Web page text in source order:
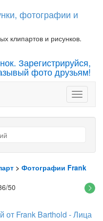
фотографии и
клипартов и рисунков.
Зарегистрируйся,
фото друзьям!
Toggle
> Фотографии Frank
50
от Frank Barthold - Лица